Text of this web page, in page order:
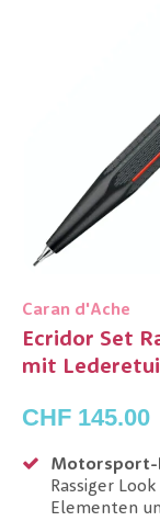
Caran d'Ache
Ecridor Set
mit Lederetui
CHF 145.00
Motorsport-
Rassiger
Elementen